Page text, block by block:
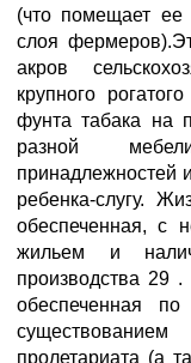
(что помещает ее
слоя
акров
крупного
фунта табака на
разной
принадлежностей
ребенка-слугу.
обеспеченная, с
жильем и
производства 29
обеспеченная
пролетариата (а